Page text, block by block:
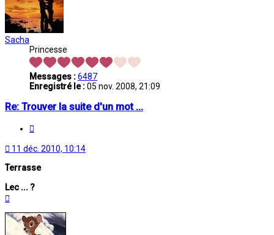
Sacha
Princesse
Messages :6487
Enregistré le :05 nov. 2008, 21:09
Re: Trouver la suite d'un mot ...
11 déc. 2010, 10:14
Terrasse
Lec ... ?